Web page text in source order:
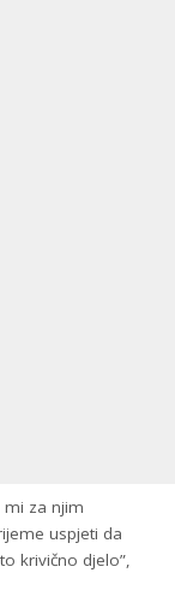
mi za njim
uspjeti da
krivično djelo”,